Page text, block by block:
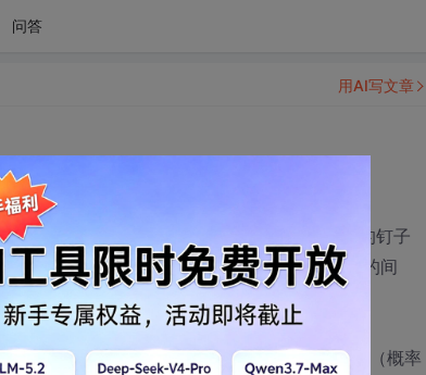
问答
个格子（当n=5时如图1）。每颗钉子和周围的钉子
端的格子外每个格子都正对着最下面一排钉子的间
，小球每碰到一个钉子都可能落向左边或右边（概率
用AI写文章